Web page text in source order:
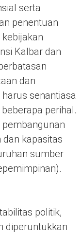
serta
penentuan
Kalbar dan
dan
senantiasa
perihal.
pembangunan
kapasitas
sumber
politik,
diperuntukkan